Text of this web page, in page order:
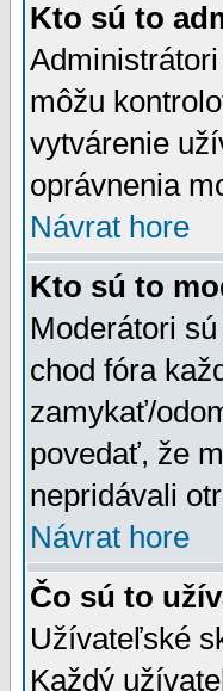
Kto sú to
môžu
vytvárenie
oprávnenia
Návrat hore
Kto sú to
Moderátori
chod fóra
zamykať/
povedať, že
nepridávali
Návrat hore
Čo sú to
Užívateľské
Každý